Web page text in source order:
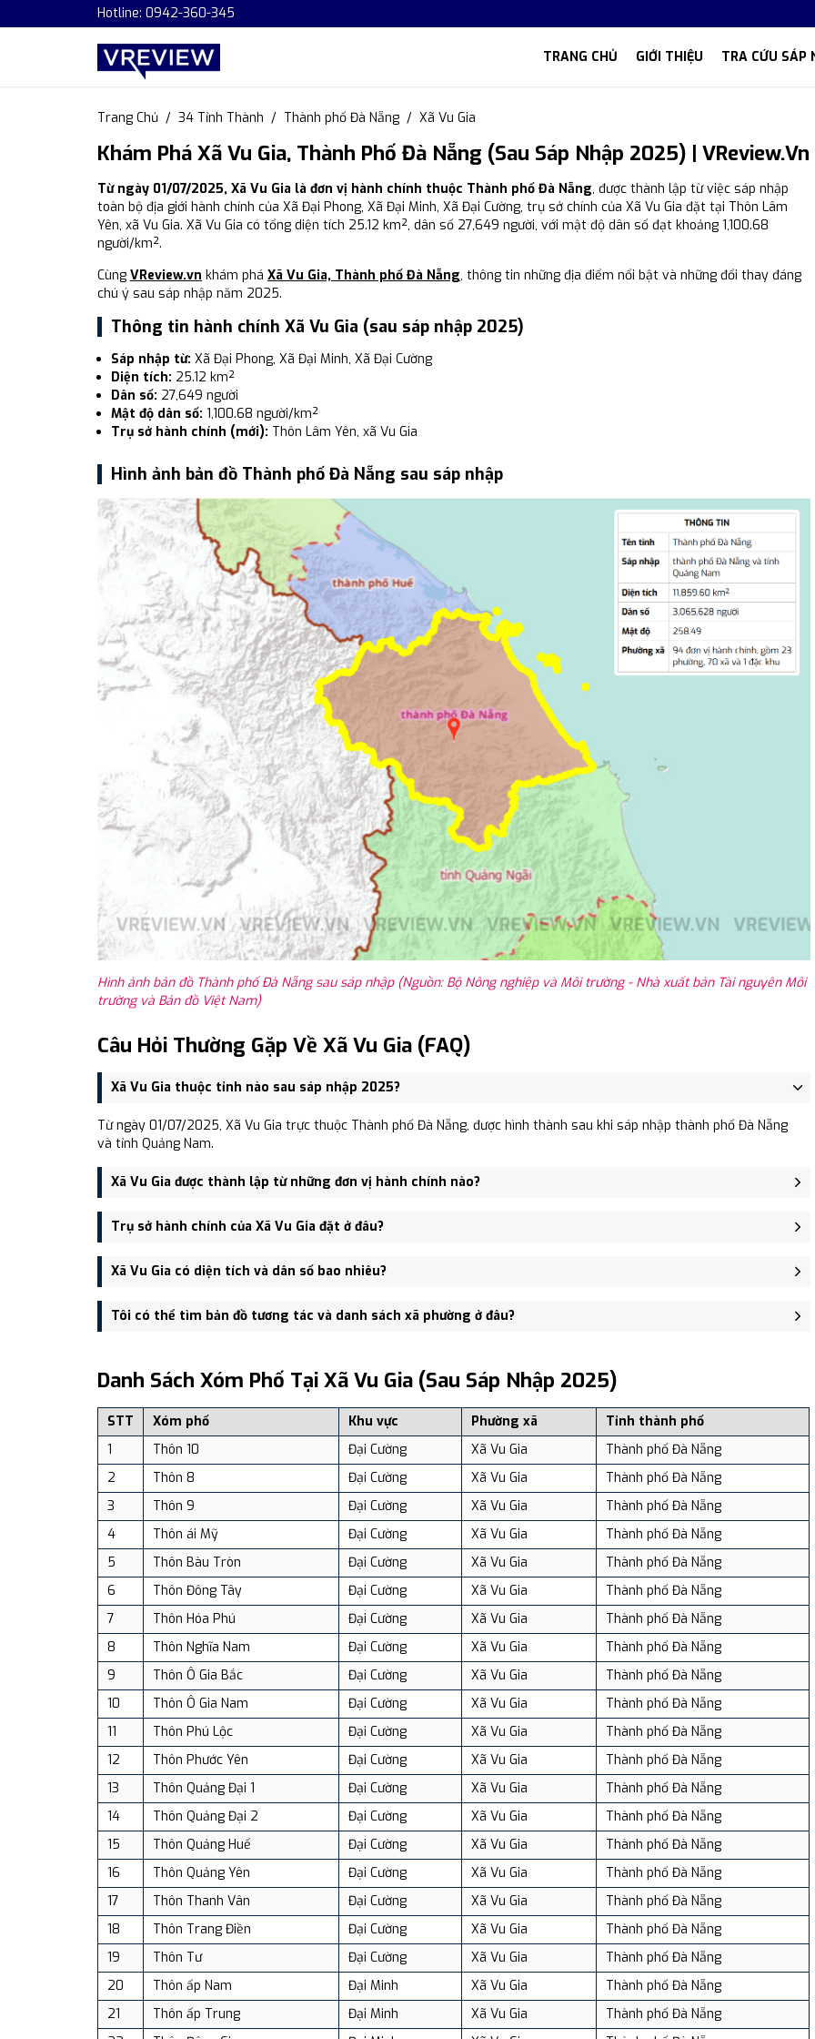
Hotline: 0942-360-345
TRANG CHỦ GIỚI THIỆU TRA CỨU SÁP
Trang Chủ 34 Tỉnh Thành Thành phố Đà Nẵng Xã Vu Gia
Khám Phá Xã Vu Gia, Thành Phố Đà Nẵng (Sau Sáp Nhập 2025) | VReview.vn
Từ ngày 01/07/2025, Xã Vu Gia là đơn vị hành chính thuộc Thành phố Đà Nẵng, được thành lập từ việc sáp nhập
toàn bộ địa giới hành chính của Xã Đại Phong, Xã Đại Minh, Xã Đại Cường, trụ sở chính của Xã Vu Gia đặt tại Thôn Lâm
Yên, xã Vu Gia. Xã Vu Gia có tổng diện tích 25.12 km², dân số 27,649 người, với mật độ dân số đạt khoảng 1,100.68
người/km².
Cùng VReview.vn khám phá Xã Vu Gia, Thành phố Đà Nẵng, thông tin những địa điểm nổi bật và những đổi thay đáng
chú ý sau sáp nhập năm 2025.
Thông tin hành chính Xã Vu Gia (sau sáp nhập 2025)
Sáp nhập từ: Xã Đại Phong, Xã Đại Minh, Xã Đại Cường
Diện tích: 25.12 km²
Dân số: 27,649 người
Mật độ dân số: 1,100.68 người/km²
Trụ sở hành chính (mới): Thôn Lâm Yên, xã Vu Gia
Hình ảnh bản đồ Thành phố Đà Nẵng sau sáp nhập
Hình ảnh bản đồ Thành phố Đà Nẵng sau sáp nhập (Nguồn: Bộ Nông nghiệp và Môi trường - Nhà xuất bản Tài nguyên Môi
trường và Bản đồ Việt Nam)
Câu Hỏi Thường Gặp Về Xã Vu Gia (FAQ)
Xã Vu Gia thuộc tỉnh nào sau sáp nhập 2025?
Từ ngày 01/07/2025, Xã Vu Gia trực thuộc Thành phố Đà Nẵng, được hình thành sau khi sáp nhập thành phố Đà Nẵng
và tỉnh Quảng Nam.
Xã Vu Gia được thành lập từ những đơn vị hành chính nào?
Xã Vu Gia được thành lập trên cơ sở sáp nhập Xã Đại Phong, Xã Đại Minh, Xã Đại Cường.
Trụ sở hành chính của Xã Vu Gia đặt ở đâu?
Trụ sở hành chính mới của Xã Vu Gia đặt tại Thôn Lâm Yên, xã Vu Gia - trung tâm khu vực thuận tiện giao thông.
Xã Vu Gia có diện tích và dân số bao nhiêu?
Xã Vu Gia có Diện tích: 25.12 km², Dân số: 27,649 người, Mật độ dân số: Khoảng 1,100.68 người/km²
Tôi có thể tìm bản đồ tương tác và danh sách xã phường ở đâu?
dịch vụ và du lịch uy tín tại Việt Nam.
Danh Sách Xóm Phố Tại Xã Vu Gia (sau Sáp Nhập 2025)
STT Xóm phố Khu vực Phường xã
Tỉnh thành phố
1
Thôn 10 Đại Cường Xã Vu Gia
Thành phố Đà Nẵng
2
Thôn 8 Đại Cường Xã Vu Gia
Thành phố Đà Nẵng
3
Thôn 9 Đại Cường Xã Vu Gia
Thành phố Đà Nẵng
4
Thôn ái Mỹ Đại Cường Xã Vu Gia
Thành phố Đà Nẵng
5
Thôn Bàu Tròn Đại Cường Xã Vu Gia
Thành phố Đà Nẵng
6
Thôn Đông Tây Đại Cường Xã Vu Gia
Thành phố Đà Nẵng
7
Thôn Hóa Phú Đại Cường Xã Vu Gia
Thành phố Đà Nẵng
8
Thôn Nghĩa Nam Đại Cường Xã Vu Gia
Thành phố Đà Nẵng
9
Thôn Ô Gia Bắc Đại Cường Xã Vu Gia
Thành phố Đà Nẵng
10
Thôn Ô Gia Nam Đại Cường Xã Vu Gia
Thành phố Đà Nẵng
11
Thôn Phú Lộc Đại Cường Xã Vu Gia
Thành phố Đà Nẵng
12
Thôn Phước Yên Đại Cường Xã Vu Gia
Thành phố Đà Nẵng
13
Thôn Quảng Đại 1 Đại Cường Xã Vu Gia
Thành phố Đà Nẵng
14
Thôn Quảng Đại 2 Đại Cường Xã Vu Gia
Thành phố Đà Nẵng
15
Thôn Quảng Huế Đại Cường Xã Vu Gia
Thành phố Đà Nẵng
16
Thôn Quảng Yên Đại Cường Xã Vu Gia
Thành phố Đà Nẵng
17
Thôn Thanh Vân Đại Cường Xã Vu Gia
Thành phố Đà Nẵng
18
Thôn Trang Điền Đại Cường Xã Vu Gia
Thành phố Đà Nẵng
19
Thôn Tư Đại Cường Xã Vu Gia
Thành phố Đà Nẵng
20
Thôn ấp Nam Đại Minh Xã Vu Gia
Thành phố Đà Nẵng
21
Thôn ấp Trung Đại Minh Xã Vu Gia
Thành phố Đà Nẵng